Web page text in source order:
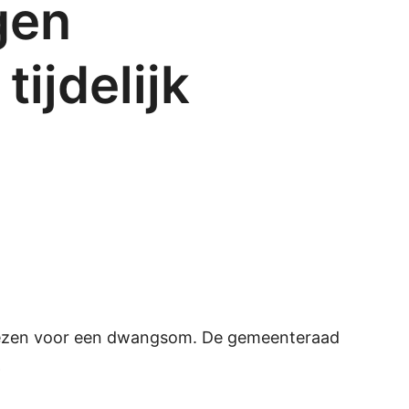
tijdelijk
voor een dwangsom. De gemeenteraad